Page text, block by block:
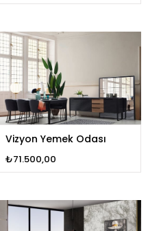
Vizyon Yemek Odası
₺71.500,00